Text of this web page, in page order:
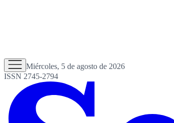
Miércoles, 5 de agosto de 2026
ISSN 2745-2794